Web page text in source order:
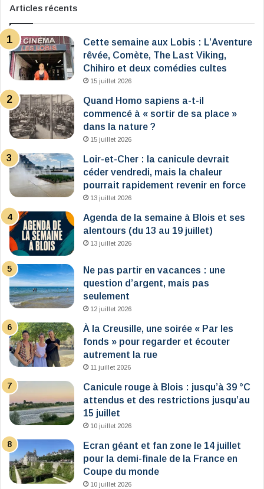
Articles récents
Cette semaine aux Lobis : L’Aventure
rêvée, Comète, The Last Viking,
Chihiro et deux comédies cultes
15 juillet 2026
Quand Homo sapiens a-t-il
commencé à « sortir de sa place »
dans la nature ?
15 juillet 2026
Loir-et-Cher : la canicule devrait
céder vendredi, mais la chaleur
pourrait rapidement revenir en force
13 juillet 2026
Agenda de la semaine à Blois et ses
alentours (du 13 au 19 juillet)
13 juillet 2026
Ne pas partir en vacances : une
question d’argent, mais pas
seulement
12 juillet 2026
À la Creusille, une soirée « Par les
fonds » pour regarder et écouter
autrement la rue
11 juillet 2026
Canicule rouge à Blois : jusqu’à 39 °C
attendus et des restrictions jusqu’au
15 juillet
10 juillet 2026
Ecran géant et fan zone le 14 juillet
pour la demi-finale de la France en
Coupe du monde
10 juillet 2026